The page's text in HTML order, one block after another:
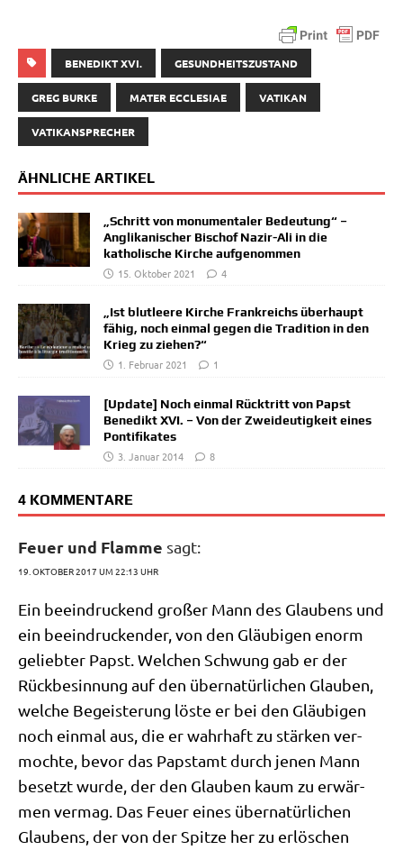
BENEDIKT XVI. GESUNDHEITSZUSTAND
GREG BURKE MATER ECCLESIAE VATIKAN
VATIKANSPRECHER
ÄHNLICHE ARTIKEL
„Schritt von monumentaler Bedeutung“ –
Anglikanischer Bischof Nazir-Ali in die
katholische Kirche aufgenommen
15. Oktober 2021
4
„Ist blutleere Kirche Frankreichs überhaupt
fähig, noch einmal gegen die Tradition in den
Krieg zu ziehen?“
1. Februar 2021
1
[Update] Noch einmal Rücktritt von Papst
Benedikt XVI. – Von der Zweideutigkeit eines
Pontifikates
3. Januar 2014
8
4 KOMMENTARE
Feuer und Flamme sagt:
19. OKTOBER 2017 UM 22:13 UHR
Ein beein­druckend gro­ßer Mann des Glau­bens und
ein beein­drucken­der, von den Gläu­bi­gen enorm
gelieb­ter Papst. Wel­chen Schwung gab er der
Rück­be­sin­nung auf den über­na­tür­li­chen Glau­ben,
wel­che Begei­ste­rung löste er bei den Gläu­bi­gen
noch ein­mal aus, die er wahr­haft zu stär­ken ver­
moch­te, bevor das Papst­amt durch jenen Mann
besetzt wur­de, der den Glau­ben kaum zu erwär­
men ver­mag. Das Feu­er eines über­na­tür­li­chen
Glau­bens, der von der Spit­ze her zu erlö­schen